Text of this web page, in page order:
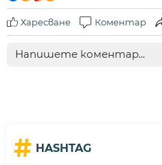
Харесване Коментар
# HASHTAG